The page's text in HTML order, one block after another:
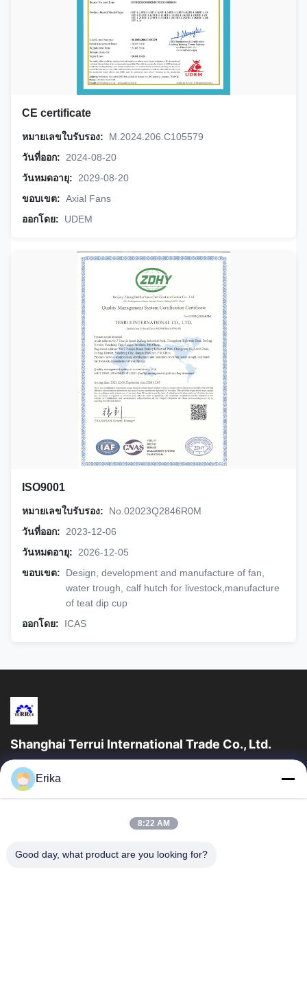
CE certificate
หมายเลขใบรับรอง:
M.2024.206.C105579
วันที่ออก:
2024-08-20
วันหมดอายุ:
2029-08-20
ขอบเขต: Axial Fans
ออกโดย:
UDEM
ISO9001
หมายเลขใบรับรอง:
No.02023Q2846R0M
วันที่ออก:
2023-12-06
วันหมดอายุ:
2026-12-05
ขอบเขต:
Design, development and manufacture of fan,
water trough, calf hutch for livestock,manufacture
of teat dip cup
ออกโดย:
ICAS
Shanghai Terrui International Trade Co., Ltd.
บริษัท ซางไฮ่ เทอร์รูอิ อินเตอร์เนชั่นแนล เทรด คอม จํากัด (Shanghai
Terrui International Trade Co., Ltd.) ก่อตั้งเมื่อปี 2002...
ลิงก์ด่วน
สินค้า
เกี่ยวกับเรา
การควบคุมคุณภาพ
Erika
8:22 AM
Good day, what product are you looking for?